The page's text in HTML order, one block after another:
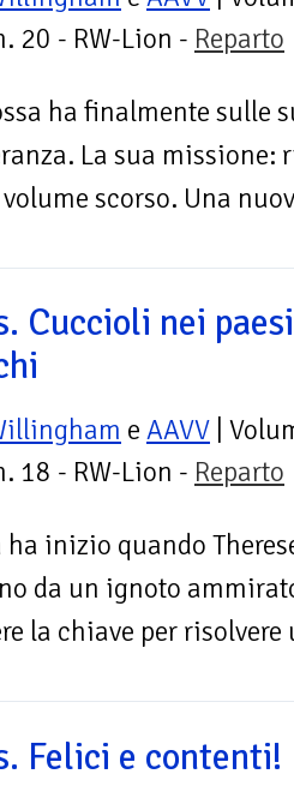
20 - RW-Lion - Reparto
ha finalmente sulle
La sua
scorso. Una
Cuccioli nei
e AAVV |
18 - RW-Lion - Reparto
ha inizio quando
da un ignoto
la chiave per risolvere
Felici e contenti!